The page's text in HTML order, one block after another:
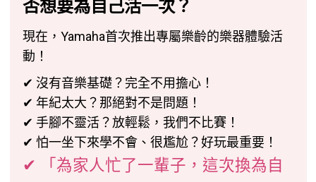
否想要為自己活一次？
現在，Yamaha首次推出專屬樂齡的樂器體驗活
動！
✔ 沒有音樂基礎？完全不用擔心！
✔ 年紀太大？那絕對不是問題！
✔ 手腳不靈活？放輕鬆，我們不比賽！
✔ 怕一坐下來學不會、很尷尬？好玩最重要！
✔ 「為家人忙了一輩子，這次換為自